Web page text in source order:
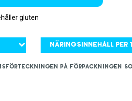
gluten
Näringsinnehåll per
på förpackningen